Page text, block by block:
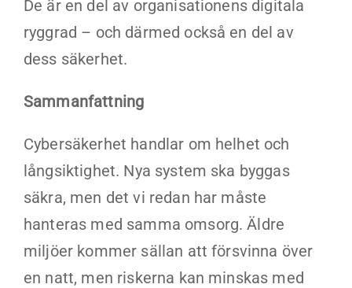
De är en del av organisationens digitala
ryggrad – och därmed också en del av
dess säkerhet.
Sammanfattning
Cybersäkerhet handlar om helhet och
långsiktighet. Nya system ska byggas
säkra, men det vi redan har måste
hanteras med samma omsorg. Äldre
miljöer kommer sällan att försvinna över
en natt, men riskerna kan minskas med